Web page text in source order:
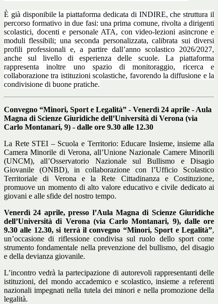
È già disponibile la piattaforma dedicata di INDIRE, che struttura il
percorso formativo in due fasi: una prima comune, rivolta a dirigenti
scolastici, docenti e personale ATA, con video-lezioni asincrone e
moduli flessibili; una seconda personalizzata, calibrata sui diversi
profili professionali e, a partire dall’anno scolastico 2026/2027,
anche sul livello di esperienza delle scuole. La piattaforma
rappresenta inoltre uno spazio di monitoraggio, ricerca e
collaborazione tra istituzioni scolastiche, favorendo la diffusione e la
condivisione di buone pratiche.
Convegno “Minori, Sport e Legalità” - Venerdì 24 aprile - Aula
Magna di Scienze Giuridiche dell’Università di Verona (via
Carlo Montanari, 9) - dalle ore 9.30 alle 12.30
La Rete STEI – Scuola e Territorio: Educare Insieme, insieme alla
Camera Minorile di Verona, all’Unione Nazionale Camere Minorili
(UNCM), all’Osservatorio Nazionale sul Bullismo e Disagio
Giovanile (ONBD), in collaborazione con l’Ufficio Scolastico
Territoriale di Verona e la Rete Cittadinanza e Costituzione,
promuove un momento di alto valore educativo e civile dedicato ai
giovani e alle sfide del nostro tempo.
Venerdì 24 aprile, presso l’Aula Magna di Scienze Giuridiche
dell’Università di Verona (via Carlo Montanari, 9), dalle ore
9.30 alle 12.30, si terrà il convegno “Minori, Sport e Legalità”,
un’occasione di riflessione condivisa sul ruolo dello sport come
strumento fondamentale nella prevenzione del bullismo, del disagio
e della devianza giovanile.
L’incontro vedrà la partecipazione di autorevoli rappresentanti delle
istituzioni, del mondo accademico e scolastico, insieme a referenti
nazionali impegnati nella tutela dei minori e nella promozione della
legalità.